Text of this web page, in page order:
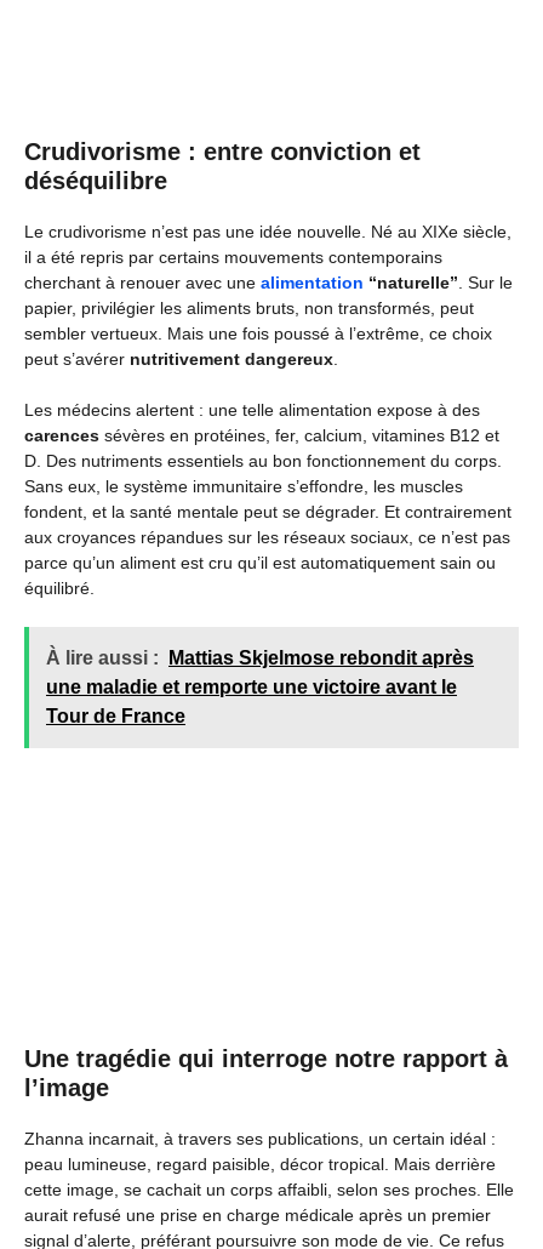
Crudivorisme : entre conviction et
déséquilibre
Le crudivorisme n’est pas une idée nouvelle. Né au XIXe siècle,
il a été repris par certains mouvements contemporains
cherchant à renouer avec une alimentation “naturelle” . Sur le
papier, privilégier les aliments bruts, non transformés, peut
sembler vertueux. Mais une fois poussé à l’extrême, ce choix
peut s’avérer nutritivement dangereux
Les médecins alertent : une telle alimentation expose à des
carences sévères en protéines, fer, calcium, vitamines B12 et
D. Des nutriments essentiels au bon fonctionnement du corps.
Sans eux, le système immunitaire s’effondre, les muscles
fondent, et la santé mentale peut se dégrader. Et contrairement
aux croyances répandues sur les réseaux sociaux, ce n’est pas
parce qu’un aliment est cru qu’il est automatiquement sain ou
équilibré.
À lire aussi :
Mattias Skjelmose rebondit après
une maladie et remporte une victoire avant le
Tour de France
Une tragédie qui interroge notre rapport à
l’image
Zhanna incarnait, à travers ses publications, un certain idéal :
peau lumineuse, regard paisible, décor tropical. Mais derrière
cette image, se cachait un corps affaibli, selon ses proches. Elle
aurait refusé une prise en charge médicale après un premier
signal d’alerte, préférant poursuivre son mode de vie. Ce refus